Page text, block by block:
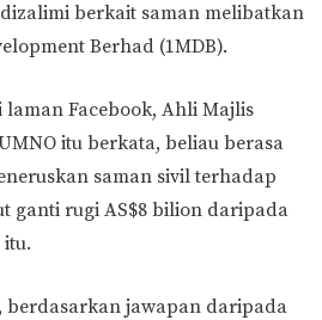
berkait saman melibatkan
Berhad (1MDB).
Facebook, Ahli Majlis
itu berkata, beliau berasa
saman sivil terhadap
ganti rugi AS$8 bilion daripada
itu.
berdasarkan jawapan daripada